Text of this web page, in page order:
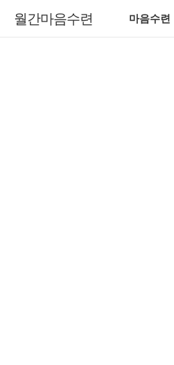
월간마음수련 마음수련